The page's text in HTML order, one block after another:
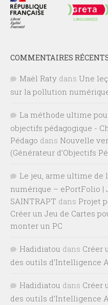
COMMENTAIRES
Maël Raty dans Une
sur la pollution
La méthode ultime
objectifs pédagogique -
Pédago dans Nouvelle
(Générateur d’Objectifs
Le jeu, arme ultime de
numérique – ePortFolio |
SAINTRAPT dans Projet
Créer un Jeu de Cartes
monter un PC
Hadidiatou dans Créer
des outils d’Intelligence
Hadidiatou dans Créer
des outils d’Intelligence